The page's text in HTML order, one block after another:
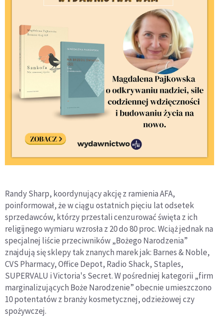
Randy Sharp, koordynujący akcję z ramienia AFA,
poinformował, że w ciągu ostatnich pięciu lat odsetek
sprzedawców, którzy przestali cenzurować święta z ich
religijnego wymiaru wzrosła z 20 do 80 proc. Wciąż jednak na
specjalnej liście przeciwników „Bożego Narodzenia”
znajdują się sklepy tak znanych marek jak: Barnes & Noble,
CVS Pharmacy, Office Depot, Radio Shack, Staples,
SUPERVALU i Victoria's Secret. W pośredniej kategorii „firm
marginalizujących Boże Narodzenie” obecnie umieszczono
10 potentatów z branży kosmetycznej, odzieżowej czy
spożywczej.